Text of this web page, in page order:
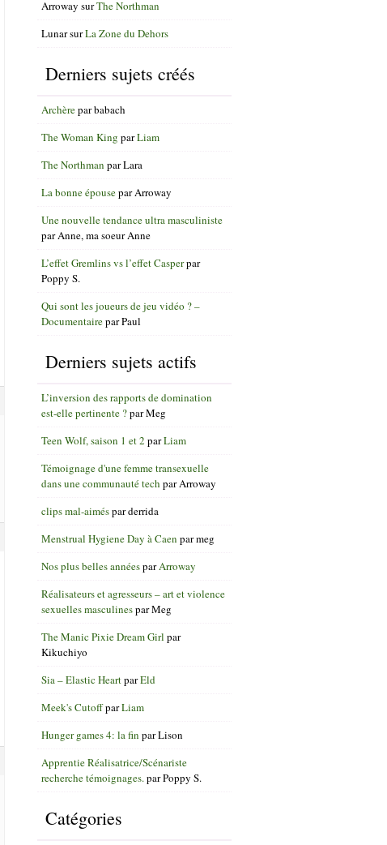
Arroway surThe Northman
LunarsurLa Zone du Dehors
Derniers sujets créés
Archèreparbabach
The Woman King parLiam
The Northman parLara
La bonne épouseparArroway
Une nouvelle tendance ultra masculiniste
parAnne, ma soeur Anne
L’effet Gremlins vs l’effet Casperpar
Poppy S.
Qui sont les joueurs de jeu vidéo ? –
DocumentaireparPaul
Derniers sujets actifs
L’inversion des rapports de domination
est-elle pertinente ?parMeg
Teen Wolf, saison 1 et 2 parLiam
Témoignage d'une femme transexuelle
dans une communauté tech parArroway
clips mal-aimésparderrida
Menstrual Hygiene Day à Caen parmeg
Nos plus belles annéesparArroway
Réalisateurs et agresseurs – art et violence
sexuelles masculinesparMeg
The Manic Pixie Dream Girl par
Kikuchiyo
Sia – Elastic HeartparEld
Meek's CutoffparLiam
Hunger games 4: la fin parLison
Apprentie Réalisatrice/Scénariste
recherche témoignages. parPoppy S.
Catégories